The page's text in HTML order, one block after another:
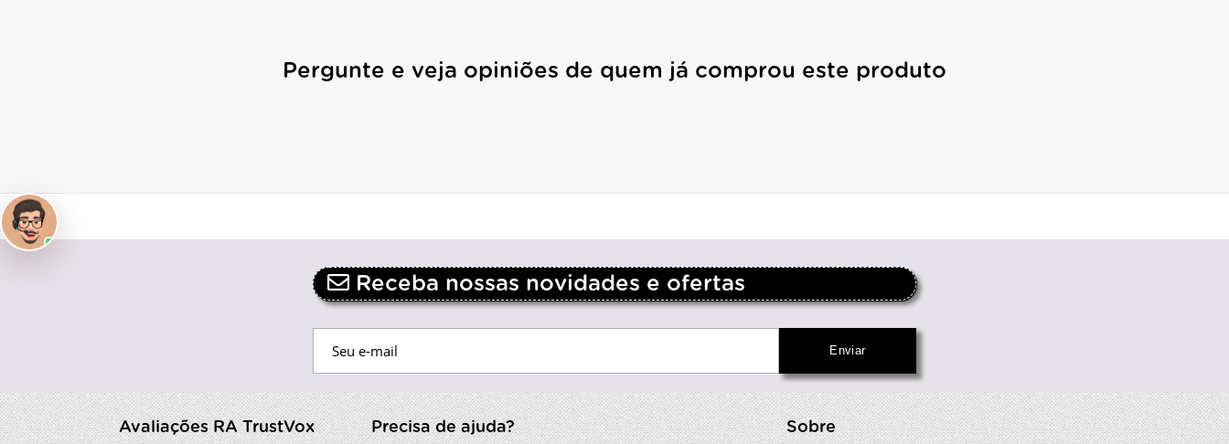
Pergunte e veja opiniões de quem já comprou este produto
Receba nossas novidades e ofertas
Avaliações RA TrustVox Precisa de ajuda? Sobre